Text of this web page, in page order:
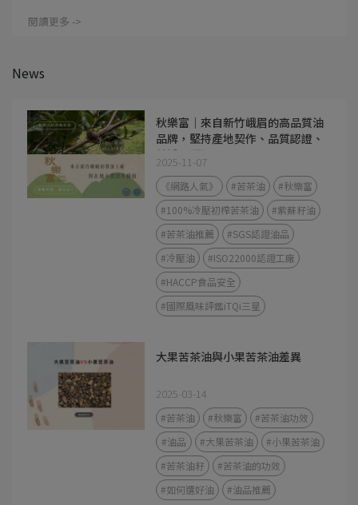
閱讀更多 ->
News
秋樂富｜來自新竹峨眉的高品質油
品牌，堅持產地契作、品質認證、
純淨可溯源
2025-11-07
《網路人氣》 #苦茶油
#秋樂富
#100%冷壓初榨苦茶油
#紫蘇籽油
#苦茶油推薦
#SGS認證油品
#冷壓油
#ISO22000認證工廠
#HACCP食品安全
#國際風味評鑑iTQi三星
大果苦茶油與小果苦茶油差異
2025-03-14
#苦茶油 #秋樂富
#苦茶油功效
#油品
#大果苦茶油
#小果苦茶油
#苦茶油籽
#苦茶油的功效
#如何選好油
#油品推薦